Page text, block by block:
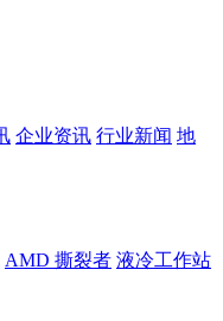
企业资讯 行业新闻 地
AMD 撕裂者 液冷工作站